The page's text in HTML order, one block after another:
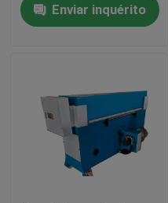
Sobre nós
Excursão da fábrica
Enviar inquérito